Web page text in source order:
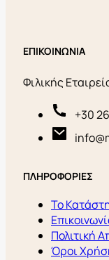
ΕΠΙΚΟΙΝΩΝΙΑ
Φιλικής
+30
ΠΛΗΡΟΦΟΡΙΕΣ
Το
Πολιτική
Όροι